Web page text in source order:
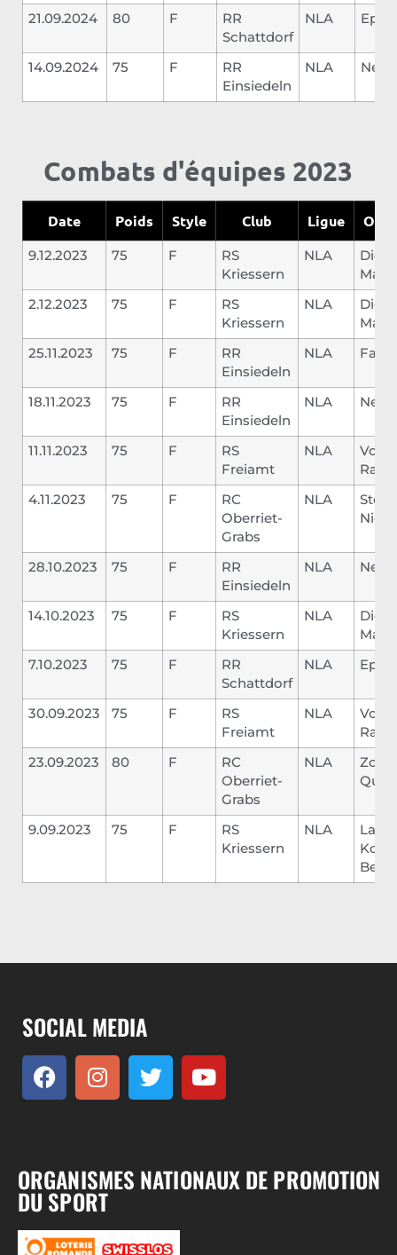
21.09.2024
80 F
RR
Schattdorf
NLA Epp
14.09.2024 75 F
RR
Einsiedeln
NLA
Combats d'équipes 2023
Date Poids Style Club Ligue
9.12.2023 75 F
RS
Kriessern
NLA
Marc
2.12.2023
75 F
RS
Kriessern
NLA
Marc
25.11.2023
75 F
RR
Einsiedeln
NLA
18.11.2023 75 F
RR
Einsiedeln
NLA
11.11.2023 75 F
RS
Freiamt
NLA
Vock
4.11.2023
75 F
RC
Oberriet-
Grabs
NLA
28.10.2023 75 F
RR
Einsiedeln
NLA
14.10.2023 75 F
RS
Kriessern
NLA
Marc
7.10.2023
75 F
RR
Schattdorf
NLA Epp
30.09.2023 75 F
RS
Freiamt
NLA
Vock
23.09.2023
80 F
RC
Oberriet-
Grabs
NLA
Zogg
9.09.2023 75 F
RS
Kriessern
NLA
SOCIAL MEDIA
ORGANISMES NATIONAUX DE PROMOTION
DU SPORT